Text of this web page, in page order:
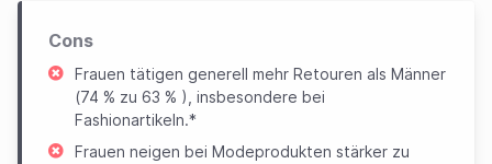
Cons
Frauen tätigen generell mehr Retouren als Männer
(74 % zu 63 % ), insbesondere bei
Fashionartikeln.*
Frauen neigen bei Modeprodukten stärker zu